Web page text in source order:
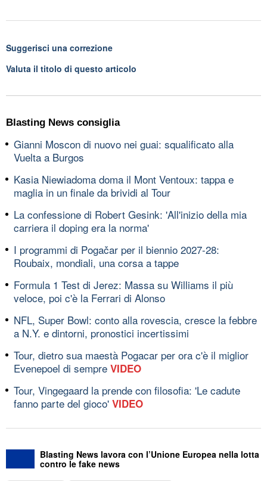
Suggerisci una correzione
Valuta il titolo di questo articolo
Blasting News consiglia
Gianni Moscon di nuovo nei guai: squalificato alla
Vuelta a Burgos
Kasia Niewiadoma doma il Mont Ventoux: tappa e
maglia in un finale da brividi al Tour
La confessione di Robert Gesink: 'All'inizio della mia
carriera il doping era la norma'
I programmi di Pogačar per il biennio 2027-28:
Roubaix, mondiali, una corsa a tappe
Formula 1 Test di Jerez: Massa su Williams il più
veloce, poi c'è la Ferrari di Alonso
NFL, Super Bowl: conto alla rovescia, cresce la febbre
a N.Y. e dintorni, pronostici incertissimi
Tour, dietro sua maestà Pogacar per ora c'è il miglior
Evenepoel di sempre VIDEO
Tour, Vingegaard la prende con filosofia: 'Le cadute
fanno parte del gioco' VIDEO
Blasting News lavora con l’Unione Europea nella lotta
contro le fake news